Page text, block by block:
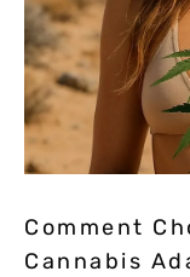
Comment
Cannabis